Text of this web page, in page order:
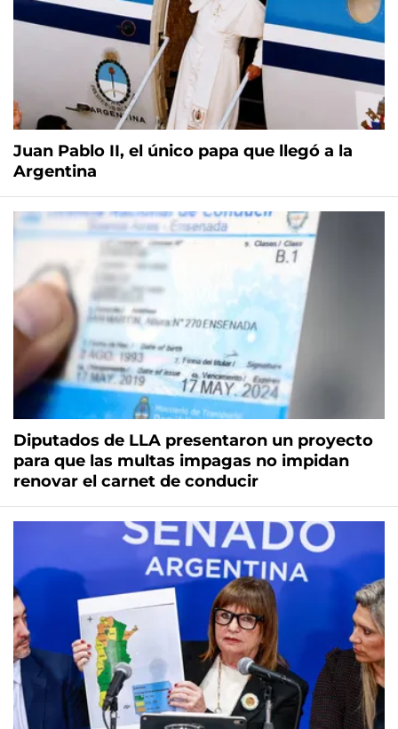
Juan Pablo II, el único papa que llegó a la
Argentina
Diputados de LLA presentaron un proyecto
para que las multas impagas no impidan
renovar el carnet de conducir